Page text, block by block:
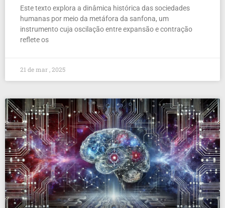
Este texto explora a dinâmica histórica das sociedades
humanas por meio da metáfora da sanfona, um
instrumento cuja oscilação entre expansão e contração
reflete os
21 de mar , 2025